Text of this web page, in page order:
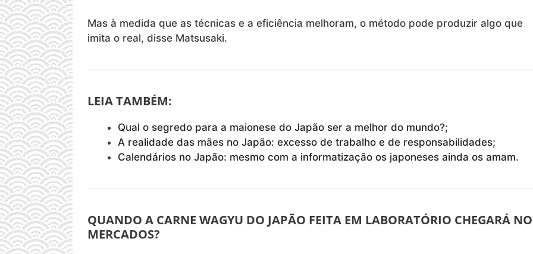
Mas à medida que as técnicas e a eficiência melhoram, o método pode produzir algo que
imita o real, disse Matsusaki.
LEIA TAMBÉM:
Qual o segredo para a maionese do Japão ser a melhor do mundo?;
A realidade das mães no Japão: excesso de trabalho e de responsabilidades;
Calendários no Japão: mesmo com a informatização os japoneses ainda os amam.
QUANDO A CARNE WAGYU DO JAPÃO FEITA EM LABORATÓRIO CHEGARÁ
MERCADOS?